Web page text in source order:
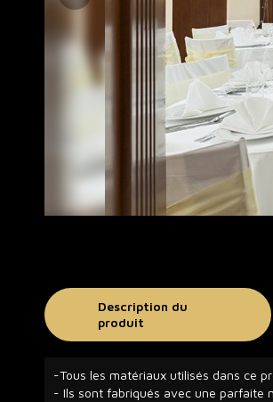
Description du
produit
-Tous les matériaux utilisés dans ce
- Ils sont fabriqués avec une parfaite